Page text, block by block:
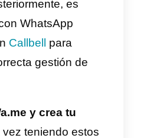
atender a sus
incluso vender a
WhatsApp.
WhatsApp de